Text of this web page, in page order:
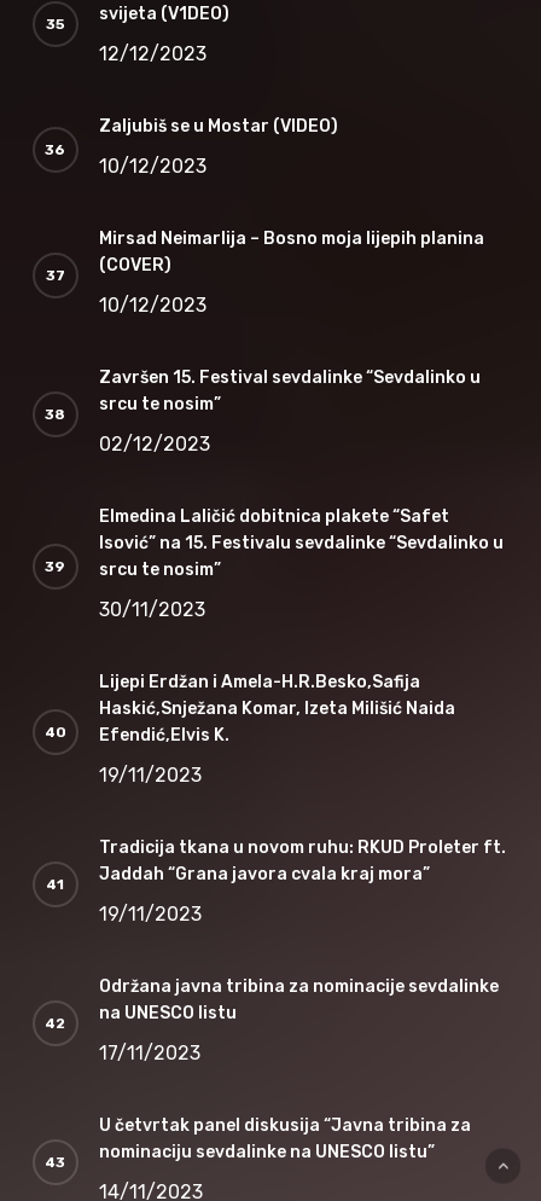
svijeta (V1DEO)
12/12/2023
Zaljubiš se u Mostar (VIDEO)
10/12/2023
Mirsad Neimarlija – Bosno moja lijepih planina
(COVER)
10/12/2023
Završen 15. Festival sevdalinke “Sevdalinko u
srcu te nosim”
02/12/2023
Elmedina Laličić dobitnica plakete “Safet
Isović” na 15. Festivalu sevdalinke “Sevdalinko u
srcu te nosim”
30/11/2023
Lijepi Erdžan i Amela-H.R.Besko,Safija
Haskić,Snježana Komar, Izeta Milišić Naida
Efendić,Elvis K.
19/11/2023
Tradicija tkana u novom ruhu: RKUD Proleter ft.
Jaddah “Grana javora cvala kraj mora”
19/11/2023
Održana javna tribina za nominacije sevdalinke
na UNESCO listu
17/11/2023
U četvrtak panel diskusija “Javna tribina za
nominaciju sevdalinke na UNESCO listu”
14/11/2023